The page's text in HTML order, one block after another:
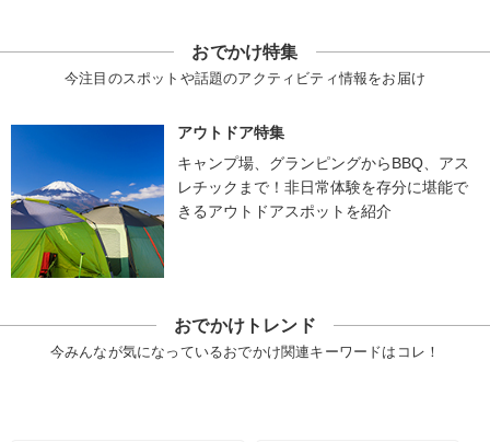
おでかけ特集
今注目のスポットや話題のアクティビティ情報をお届け
アウトドア特集
キャンプ場、グランピングからBBQ、アス
レチックまで！非日常体験を存分に堪能で
きるアウトドアスポットを紹介
おでかけトレンド
今みんなが気になっているおでかけ関連キーワードはコレ！